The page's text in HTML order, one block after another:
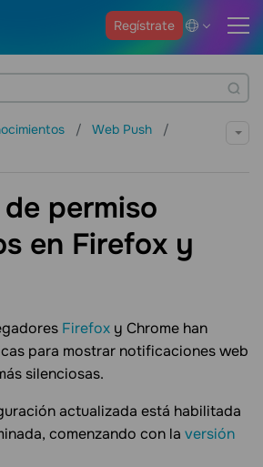
Regístrate
Web Push
permiso
en Firefox y
Firefox y Chrome han
para mostrar notificaciones web
silenciosas.
actualizada está habilitada
comenzando con la versión